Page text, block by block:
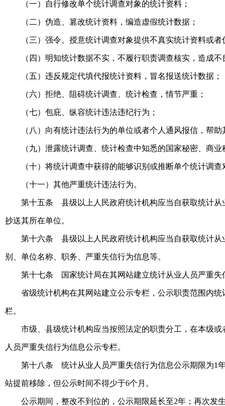
（一）自行修改单个统计调查对象的统计资料；
（二）伪造、篡改统计资料，编造虚假统计数据；
（三）强令、授意统计调查对象提供不真实统计资料或
（四）明知统计数据不实，不履行职责调查核实，造成不
（五）违反规定代填代报统计资料，冒名报送统计数据；
（六）拒绝、阻碍统计调查、统计检查，情节严重；
（七）包庇、纵容统计违法违纪行为；
（八）向有统计违法行为的单位或者个人通风报信，帮
（九）泄露统计调查、统计检查中知悉的国家秘密、商
（十）将统计调查中获得的能够识别或推断单个统计调
（十一）其他严重统计违法行为。
第十五条 县级以上人民政府统计机构应当自获取统计从
抄送其所在单位。
第十六条 县级以上人民政府统计机构应当自获取统计从
别、单位名称、职务、严重失信行为信息等。
第十七条 国家统计局在其网站建立统计从业人员严重失
省级统计机构在其网站建立公示专栏，公示职责范围内
栏。
市级、县级统计机构应当按照法定的职责分工，在本级
人员严重失信行为信息公示专栏。
第十八条 统计从业人员严重失信行为信息公示期限为1
站提前移除，但公示时间不得少于6个月。
公示期间，整改不到位的，公示期限延长至2年；再次发